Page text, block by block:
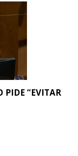
PIDE “EVITAR